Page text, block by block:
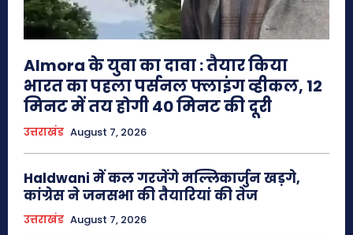
Almora के युवा का दावा : तैयार किया
भारत का पहला पर्सनल फ्लाइंग व्हीकल, 12
मिनट में तय होगी 40 मिनट की दूरी
उत्तराखंड August 7, 2026
Haldwani में कल गरजेंगे मल्लिकार्जुन खड़गे,
कांग्रेस ने जनसभा की तैयारियां की तेज
उत्तराखंड August 7, 2026